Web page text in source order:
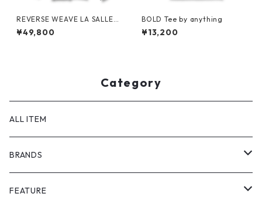
REVERSE WEAVE LA SALLE
MILITARY ACADEMY by CHA
MPION
¥49,800
BOLD Tee by anything
¥13,200
Category
ALL ITEM
BRANDS
GHOST ALMOSTBLACK
FEATURE